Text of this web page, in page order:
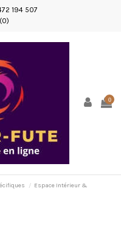
194 507
0)
0
Espace Intérieur &